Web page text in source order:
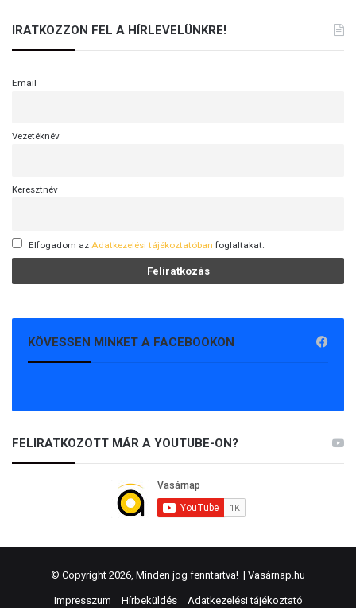
IRATKOZZON FEL A HÍRLEVELÜNKRE!
Email
Vezetéknév
Keresztnév
Elfogadom az Adatkezelési tájékoztatóban foglaltakat.
KÖVESSEN MINKET A FACEBOOKON
FELIRATKOZOTT MÁR A YOUTUBE-ON?
© Copyright 2026, Minden jog fenntartva! | Vasárnap.hu
Impresszum Hírbeküldés Adatkezelési tájékoztató